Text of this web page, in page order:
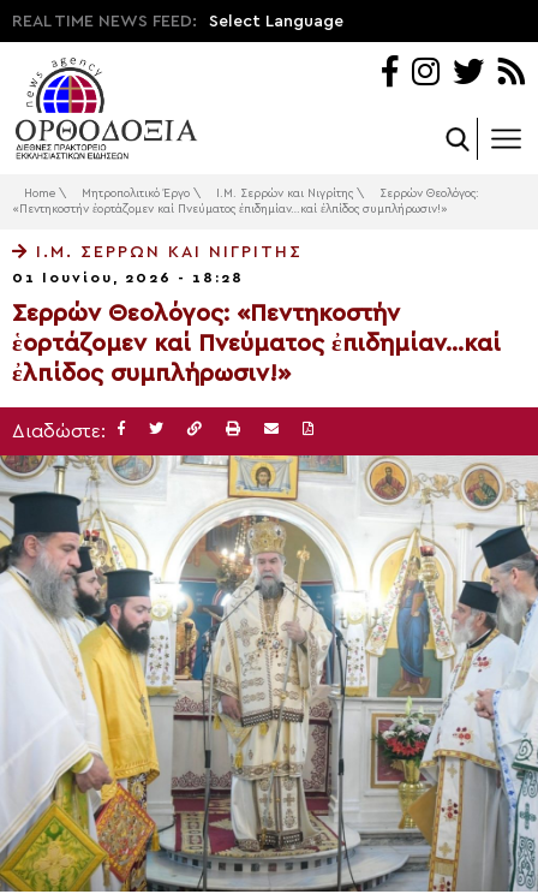
REAL TIME NEWS FEED: Select Language
Home \ Μητροπολιτικό Έργο \ Ι.Μ. Σερρών και Νιγρίτης \
Σερρών Θεολόγος:
«Πεντηκοστήν ἑορτάζομεν καί Πνεύματος ἐπιδημίαν…καί ἐλπίδος συμπλήρωσιν!»
Ι.Μ. ΣΕΡΡΏΝ ΚΑΙ ΝΙΓΡΊΤΗΣ
01 Ιουνίου, 2026 - 18:28
Σερρών Θεολόγος: «Πεντηκοστήν
ἑορτάζομεν καί Πνεύματος ἐπιδημίαν…καί
ἐλπίδος συμπλήρωσιν!»
Διαδώστε: